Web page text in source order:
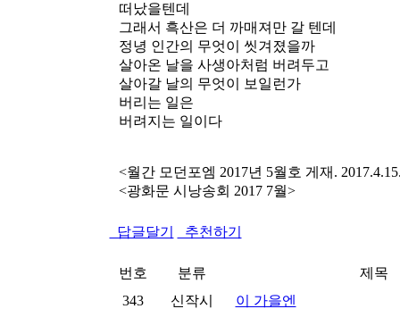
떠났을텐데
그래서 흑산은 더 까매져만 갈 텐데
정녕 인간의 무엇이 씻겨졌을까
살아온 날을 사생아처럼 버려두고
살아갈 날의 무엇이 보일런가
버리는 일은
버려지는 일이다
<월간 모던포엠 2017년 5월호 게재.
<광화문 시낭송회 2017 7월>
답글달기 추천하기
번호 분류
제목
343
신작시
이 가을엔